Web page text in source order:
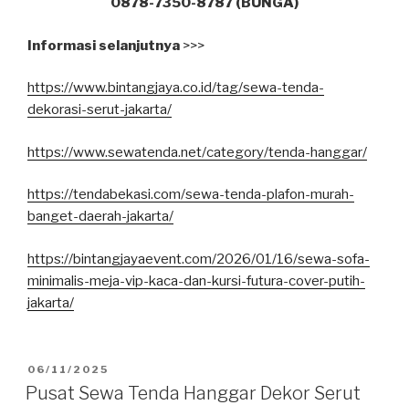
Informasi selanjutnya >>>
https://www.bintangjaya.co.id/tag/sewa-tenda-
dekorasi-serut-jakarta/
https://www.sewatenda.net/category/tenda-hanggar/
https://tendabekasi.com/sewa-tenda-plafon-murah-
banget-daerah-jakarta/
https://bintangjayaevent.com/2026/01/16/sewa-sofa-
minimalis-meja-vip-kaca-dan-kursi-futura-cover-putih-
jakarta/
DIPOSKAN
PADA
06/11/2025
Pusat Sewa Tenda Hanggar Dekor Serut